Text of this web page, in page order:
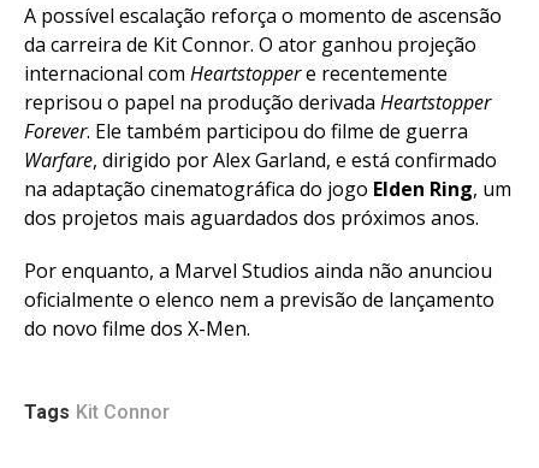
A possível escalação reforça o momento de ascensão
da carreira de Kit Connor. O ator ganhou projeção
internacional com Heartstoppere recentemente
reprisou o papel na produção derivada Heartstopper
Forever. Ele também participou do filme de guerra
Warfare, dirigido por Alex Garland, e está confirmado
na adaptação cinematográfica do jogo Elden Ring, um
dos projetos mais aguardados dos próximos anos.
Por enquanto, a Marvel Studios ainda não anunciou
oficialmente o elenco nem a previsão de lançamento
do novo filme dos X-Men.
Tags Kit Connor